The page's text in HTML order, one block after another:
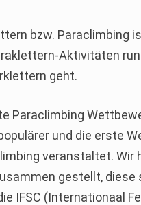
bzw. Paraclimbing
Aktivitäten
geht.
Paraclimbing
und die erste
veranstaltet. Wir
gestellt, diese
IFSC (Internationaal